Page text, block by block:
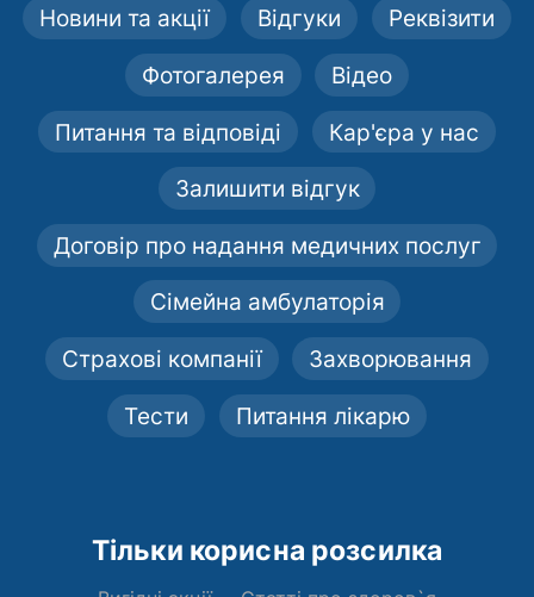
Новини та акції Відгуки Реквізити
Фотогалерея Відео
Питання та відповіді Кар'єра у нас
Залишити відгук
Договір про надання медичних послуг
Сімейна амбулаторія
Страхові компанії Захворювання
Тести Питання лікарю
Тільки корисна розсилка